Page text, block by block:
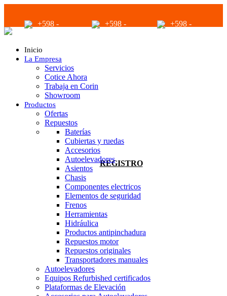
+598 -
2294 2040
+598 - +598 -
infoventas@corinrentup.com.uy
ACCEDER
REGISTRO
Inicio
La Empresa
Servicios
Cotice Ahora
Trabaja en Corin
Showroom
Productos
Ofertas
Repuestos
Baterías
Cubiertas y ruedas
Accesorios
Autoelevadores
Asientos
Chasis
Componentes electricos
Elementos de seguridad
Frenos
Herramientas
Hidráulica
Productos antipinchadura
Repuestos motor
Repuestos originales
Transportadores manuales
Autoelevadores
Equipos Refurbished certificados
Plataformas de Elevación